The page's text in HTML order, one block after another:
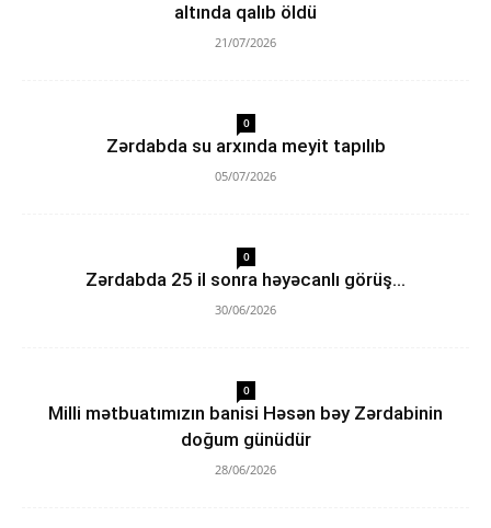
altında qalıb öldü
21/07/2026
0
Zərdabda su arxında meyit tapılıb
05/07/2026
0
Zərdabda 25 il sonra həyəcanlı görüş…
30/06/2026
0
Milli mətbuatımızın banisi Həsən bəy Zərdabinin
doğum günüdür
28/06/2026